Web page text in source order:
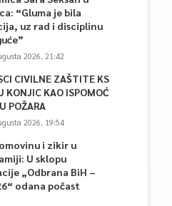
“Gluma je bila
uz rad i disciplinu
2026, 21:42
CIVILNE ZAŠTITE KS
KONJIC KAO ISPOMOĆ
POŽARA
2026, 19:54
i zikir u
U sklopu
„Odbrana BiH –
odana počast